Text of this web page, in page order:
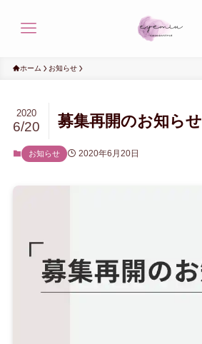
ホーム お知らせ
募集再開のお知らせ
2020
6/20
お知らせ 2020年6月20日